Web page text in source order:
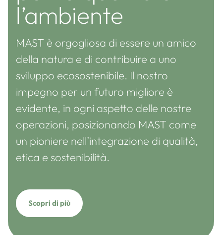
l’ambiente
MAST è orgogliosa di essere un amico
della natura e di contribuire a uno
sviluppo ecosostenibile. Il nostro
impegno per un futuro migliore è
evidente, in ogni aspetto delle nostre
operazioni, posizionando MAST come
un pioniere nell’integrazione di qualità,
etica e sostenibilità.
Scopri di più